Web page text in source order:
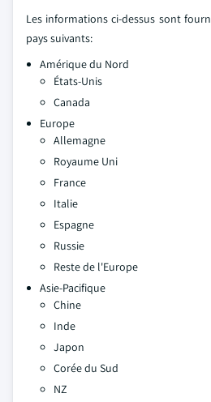
Les informations ci-dessus sont
pays suivants:
Amérique du Nord
États-Unis
Canada
Europe
Allemagne
Royaume Uni
France
Italie
Espagne
Russie
Reste de l'Europe
Asie-Pacifique
Chine
Inde
Japon
Corée du Sud
NZ